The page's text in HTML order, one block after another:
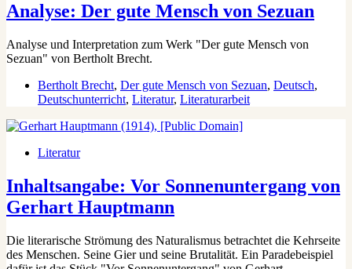
Analyse: Der gute Mensch von Sezuan
Analyse und Interpretation zum Werk "Der gute Mensch von
Sezuan" von Bertholt Brecht.
Bertholt Brecht, Der gute Mensch von Sezuan, Deutsch,
Deutschunterricht, Literatur, Literaturarbeit
Literatur
Inhaltsangabe: Vor Sonnenuntergang von
Gerhart Hauptmann
Die literarische Strömung des Naturalismus betrachtet die Kehrseite
des Menschen. Seine Gier und seine Brutalität. Ein Paradebeispiel